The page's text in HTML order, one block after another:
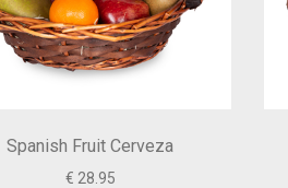
Spanish Fruit Cerveza
€ 28.95